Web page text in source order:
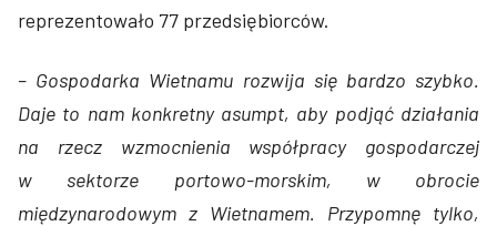
reprezentowało 77 przedsiębiorców.
– Gospodarka Wietnamu rozwija się bardzo szybko.
Daje to nam konkretny asumpt, aby podjąć działania
na rzecz wzmocnienia współpracy gospodarczej
w sektorze portowo-morskim, w obrocie
międzynarodowym z Wietnamem. Przypomnę tylko,